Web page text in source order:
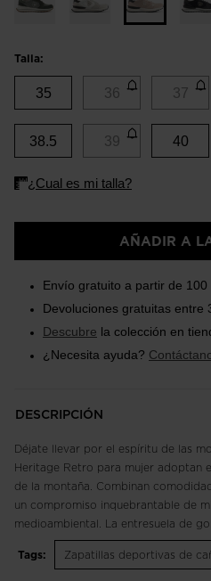
Talla:
35 36 37
38.5 39 40
AÑADIR A
Envío gratuito a partir de 100
Devoluciones gratuitas entre
Descubre la colección en
¿Necesita ayuda?
DESCRIPCIÓN
Déjate llevar por el espíritu de las
Heritage Retro para mujer adoptan
de la montaña. Combinan
un compromiso inquebrantable de
medioambiental. La entresuela de
cámara de las botas de esquí y una
inspirada también en las botas de
Tags:
Zapatillas deportivas de